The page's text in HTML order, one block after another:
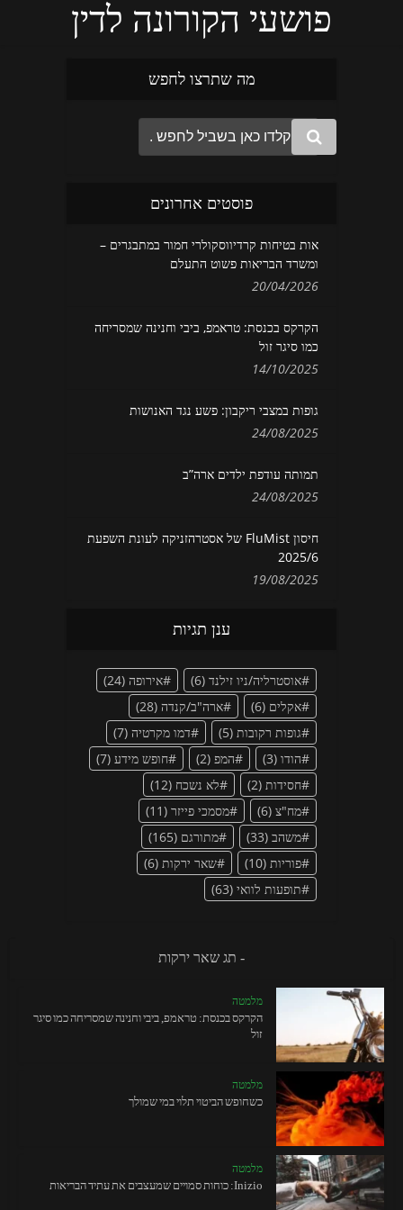
פושעי הקורונה לדין
מה שתרצו לחפש
פוסטים אחרונים
אות בטיחות קרדיווסקולרי חמור במתבגרים –
ומשרד הבריאות פשוט התעלם
20/04/2026
הקרקס בכנסת: טראמפ, ביבי וחנינה שמסריחה
כמו סיגר זול
14/10/2025
גופות במצבי ריקבון: פשע נגד האנושות
24/08/2025
תמותה עודפת ילדים ארה”ב
24/08/2025
חיסון FluMist של אסטרהזניקה לעונת השפעת
2025/6
19/08/2025
ענן תגיות
אוסטרליה/ניו זילנד (6) אירופה (24)
אקלים (6) ארה"ב/קנדה (28)
גופות רקובות (5) דמו מקרטיה (7)
הודו (3) המפ (2) חופש מידע (7)
חסידות (2) לא נשכח (12)
מח"צ (6) מסמכי פייזר (11)
משהב (33) מתורגם (165)
פוריות (10) שאר ירקות (6)
תופעות לוואי (63)
- תג שאר ירקות
מלמטה
הקרקס בכנסת: טראמפ, ביבי וחנינה שמסריחה כמו סיגר
זול
מלמטה
כשחופש הביטוי תלוי במי שמולך
מלמטה
Inizio: כוחות סמויים שמעצבים את עתיד הבריאות